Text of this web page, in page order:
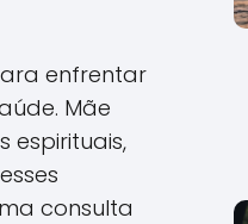
enfrentar
Mãe
espirituais,
consulta